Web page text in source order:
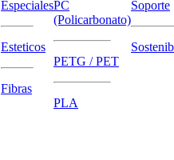
Especiales
Esteticos
Fibras
PC
(Policarbonato)
PETG / PET
PLA
Soporte